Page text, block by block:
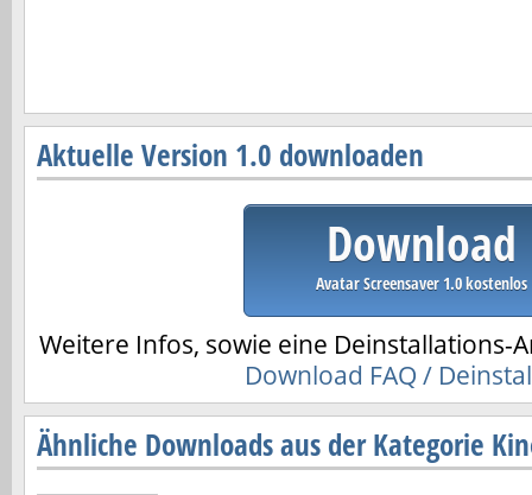
Aktuelle Version 1.0 downloaden
Download
Avatar Screensaver 1.0 kostenlos
Weitere Infos, sowie eine Deinstallations-
Download FAQ /
Ähnliche Downloads aus der Kategorie